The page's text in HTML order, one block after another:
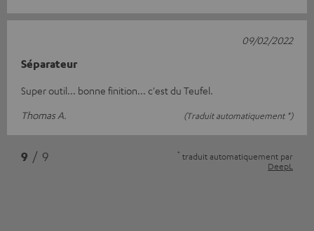
Séparateur
Super outil... bonne finition... c'est du Teufel.
Thomas A.
(Traduit automatiquement *)
09/02/2022
9 / 9 * traduit automatiquement par
DeepL